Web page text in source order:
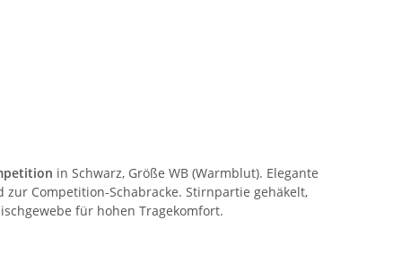
in Schwarz, Größe WB (Warmblut). Elegante
Competition-Schabracke. Stirnpartie gehäkelt,
für hohen Tragekomfort.